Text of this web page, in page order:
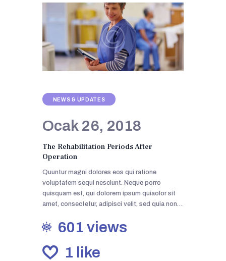
NEWS & UPDATES
Ocak 26, 2018
The Rehabilitation Periods After
Operation
Quuntur magni dolores eos qui ratione
voluptatem sequi nesciunt. Neque porro
quisquam est, qui dolorem ipsum quiaolor sit
amet, consectetur, adipisci velit, sed quia non…
601 views
1 like